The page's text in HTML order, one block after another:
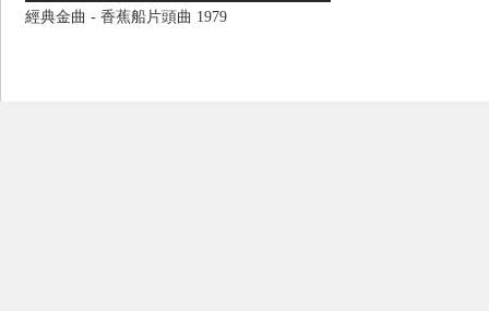
經典金曲 - 香蕉船片頭曲 1979